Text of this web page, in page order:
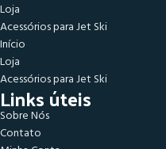
Loja
Acessórios para Jet Ski
Início
Loja
Acessórios para Jet Ski
Links úteis
Sobre Nós
Contato